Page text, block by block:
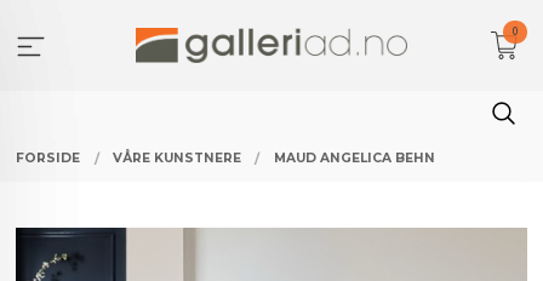
innholdet
0
FORSIDE VÅRE KUNSTNERE MAUD ANGELICA BEHN